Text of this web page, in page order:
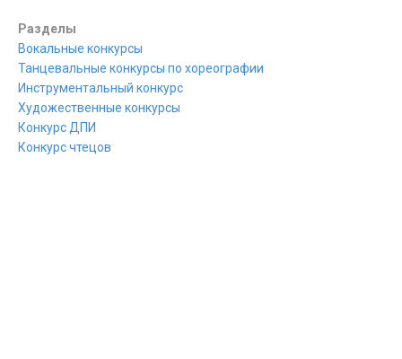
Разделы
Вокальные конкурсы
Танцевальные конкурсы по хореографии
Инструментальный конкурс
Художественные конкурсы
Конкурс ДПИ
Конкурс чтецов